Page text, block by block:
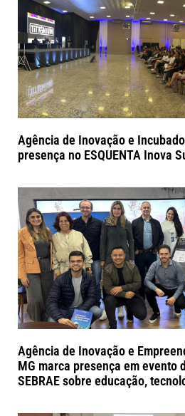
Agência de Inovação e
presença no ESQUENTA Inova
Agência de Inovação e
MG marca presença em evento
SEBRAE sobre educação,